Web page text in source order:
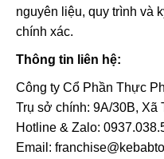
nguyên liệu, quy trình và
chính xác.
Thông tin liên hệ:
Công ty Cổ Phần Thực
Trụ sở chính: 9A/30B, Xã
Hotline & Zalo:
Email: